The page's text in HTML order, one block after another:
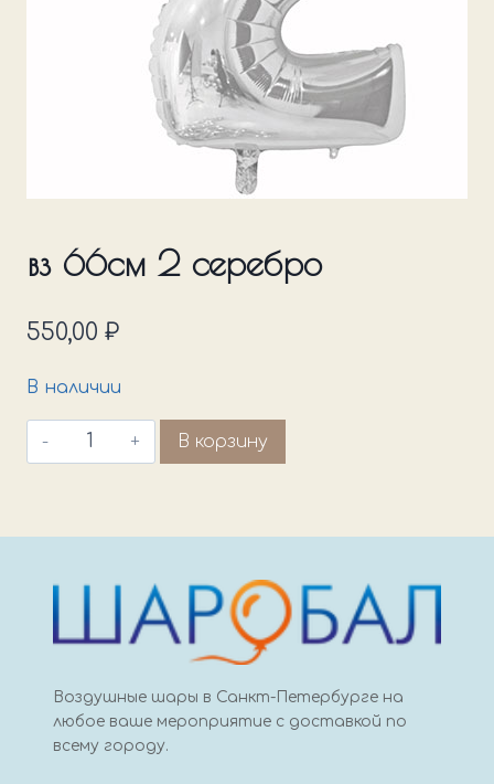
вз 66см 2 серебро
550,00 ₽
В наличии
Количество
товара
серебро
В корзину
Воздушные шары в Санкт-Петербурге на
любое ваше мероприятие с доставкой по
всему городу.